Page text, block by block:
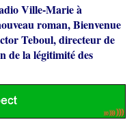
Ville-Marie à
roman, Bienvenue
Teboul, directeur de
de la légitimité des